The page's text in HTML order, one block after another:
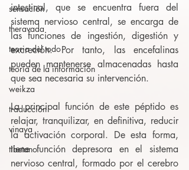
sensación
theravada
teoria del todo
teoría de la información
weikza
traducción
vinaya
tibetano
intestinal, que se encuentra fuera del
sistema nervioso central, se encarga de
las funciones de ingestión, digestión y
excreción. Por tanto, las encefalinas
pueden mantenerse almacenadas hasta
que sea necesaria su intervención.
La principal función de este péptido es
relajar, tranquilizar, en definitiva, reducir
la activación corporal. De esta forma,
tiene función depresora en el sistema
nervioso central, formado por el cerebro